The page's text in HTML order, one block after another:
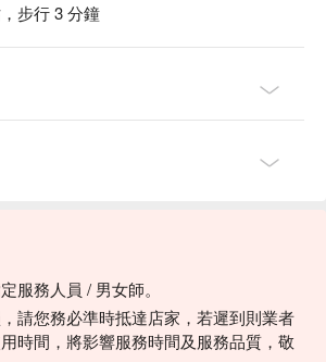
步行 3 分鐘
服務人員 / 男女師。
請您務必準時抵達店家，若遲到則業者
時間，將影響服務時間及服務品質，敬